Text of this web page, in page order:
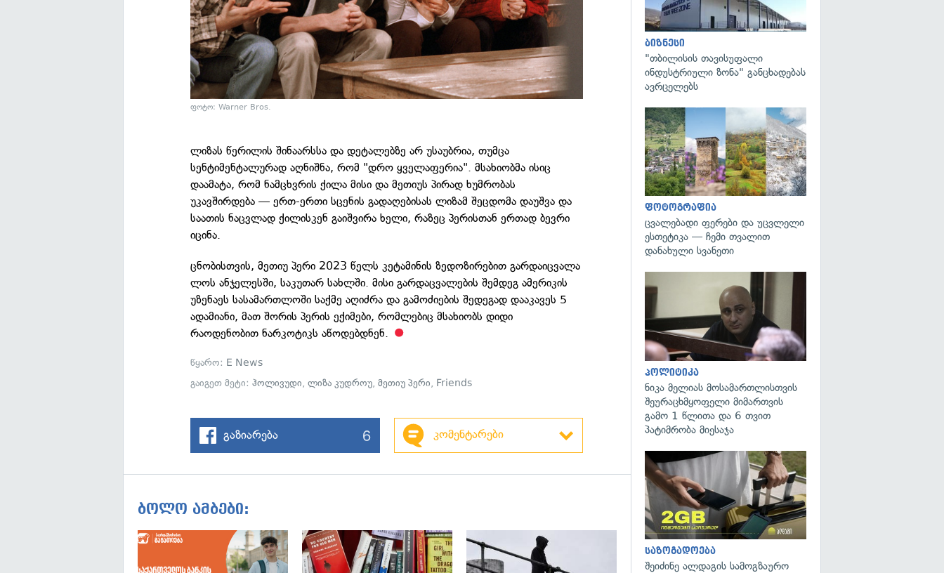
ფოტო: Warner Bros.
ლიზას წერილის შინაარსსა და დეტალებზე არ უსაუბრია, თუმცა
სენტიმენტალურად აღნიშნა, რომ "დრო ყველაფერია". მსახიობმა ისიც
დაამატა, რომ ნამცხვრის ქილა მისი და მეთიუს პირად ხუმრობას
უკავშირდება — ერთ-ერთი სცენის გადაღებისას ლიზამ შეცდომა დაუშვა და
საათის ნაცვლად ქილისკენ გაიშვირა ხელი, რაზეც პერისთან ერთად ბევრი
იცინა.
ცნობისთვის, მეთიუ პერი 2023 წელს კეტამინის ზედოზირებით გარდაიცვალა
ლოს ანჯელესში, საკუთარ სახლში. მისი გარდაცვალების შემდეგ ამერიკის
უზენაეს სასამართლოში საქმე აღიძრა და გამოძიების შედეგად დააკავეს 5
ადამიანი, მათ შორის პერის ექიმები, რომლებიც მსახიობს დიდი
რაოდენობით ნარკოტიკს აწოდებდნენ.
წყარო: E News
გაიგეთ მეტი:ჰოლივუდი,ლიზა კუდროუ,მეთიუ პერი, Friends
გაზიარება 6 კომენტარები
ბოლო ამბები:
გადახედვა გადახედვა
ბიზნესი
"თბილისის თავისუფალი
ინდუსტრიული ზონა" განცხადებას
ავრცელებს
ფოტოგრაფია
ცვალებადი ფერები და უცვლელი
ესთეტიკა — ჩემი თვალით
დანახული სვანეთი
პოლიტიკა
ნიკა მელიას მოსამართლისთვის
შეურაცხმყოფელი მიმართვის
გამო 1 წლითა და 6 თვით
პატიმრობა მიესაჯა
საზოგადოება
შეიძინე ალდაგის სამოგზაურო